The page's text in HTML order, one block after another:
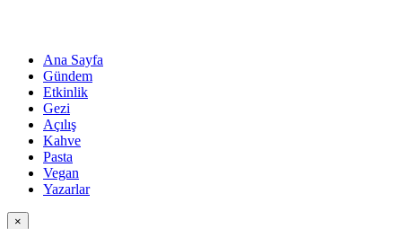
Ana Sayfa
Gündem
Etkinlik
Gezi
Açılış
Kahve
Pasta
Vegan
Yazarlar
×